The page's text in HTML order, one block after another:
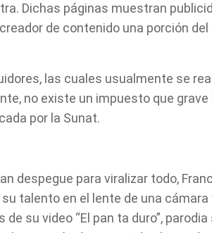
Dichas páginas muestran
de contenido una porción
las cuales usualmente se
no existe un impuesto que
por la Sunat.
despegue para viralizar todo,
talento en el lente de una
su video “El pan ta duro”, parodia